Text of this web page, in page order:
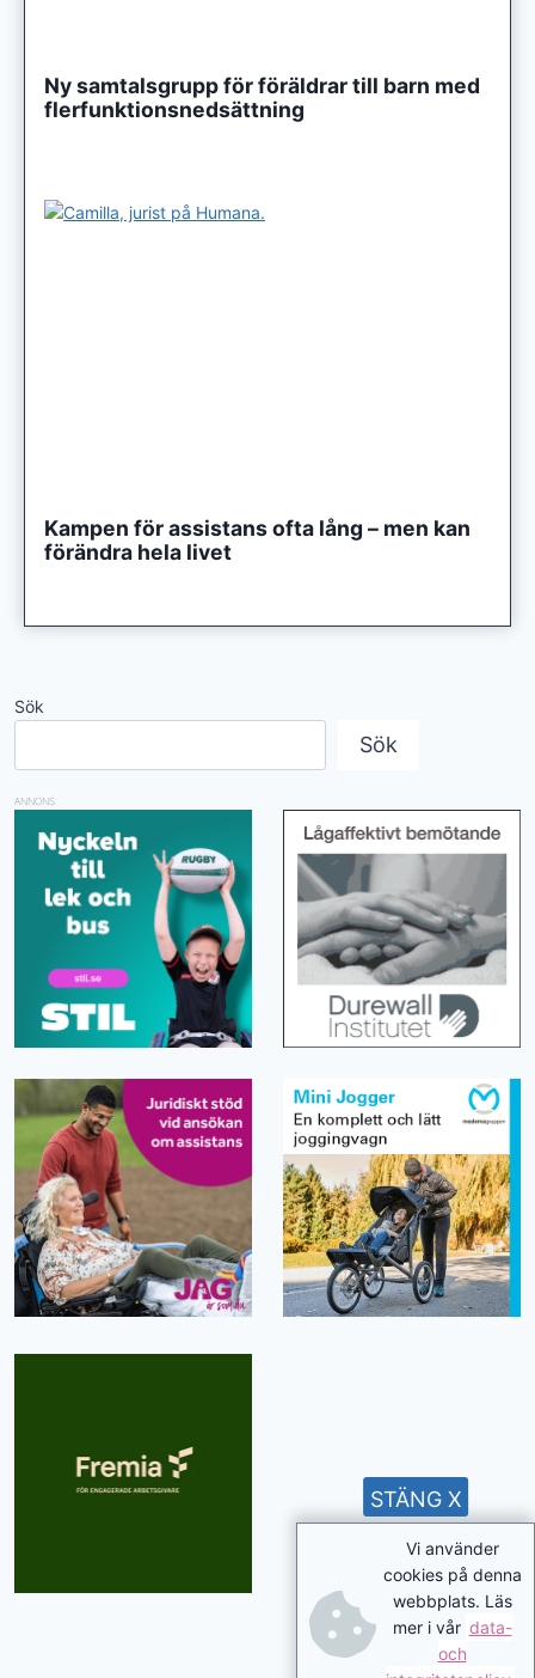
Ny samtalsgrupp för föräldrar till barn med
flerfunktionsnedsättning
Kampen för assistans ofta lång – men kan
förändra hela livet
Sök
Sök
ANNONS
Vi använder
cookies på denna
webbplats. Läs
mer i vår data-
och
STÄNG X